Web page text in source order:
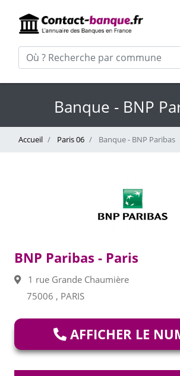
Banque - BNP
Accueil Paris 06 Banque - BNP Paribas
BNP Paribas - Paris
1 rue Grande Chaumière
75006 , PARIS
AFFICHER LE